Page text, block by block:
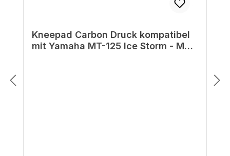
Kneepad Carbon Druck kompatibel
mit Yamaha MT-125 Ice Storm - MY